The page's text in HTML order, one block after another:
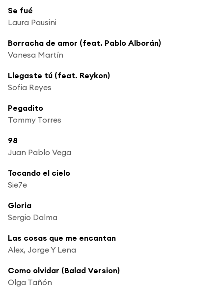
Se fué
Laura Pausini
Borracha de amor (feat. Pablo Alborán)
Vanesa Martín
Llegaste tú (feat. Reykon)
Sofia Reyes
Pegadito
Tommy Torres
98
Juan Pablo Vega
Tocando el cielo
Sie7e
Gloria
Sergio Dalma
Las cosas que me encantan
Alex, Jorge Y Lena
Como olvidar (Balad Version)
Olga Tañón